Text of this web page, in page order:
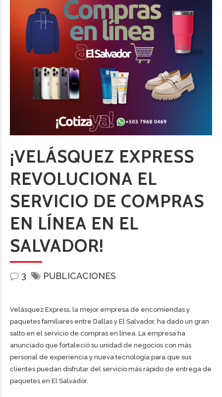
¡VELÁSQUEZ EXPRESS
REVOLUCIONA EL
SERVICIO DE COMPRAS
EN LÍNEA EN EL
SALVADOR!
3 PUBLICACIONES
Velásquez Express, la mejor empresa de encomiendas y
paquetes familiares entre Dallas y El Salvador, ha dado un gran
salto en el servicio de compras en línea. La empresa ha
anunciado que fortaleció su unidad de negocios con más
personal de experiencia y nueva tecnología para que sus
clientes puedan disfrutar del servicio más rápido de entrega de
paquetes en El Salvador.